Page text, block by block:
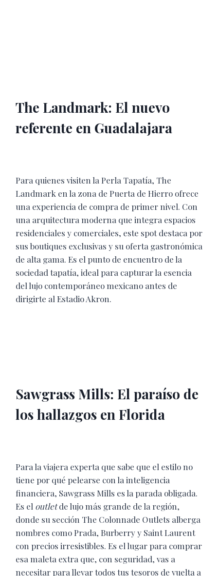
The Landmark: El nuevo
referente en Guadalajara
Para quienes visiten la Perla Tapatía, The
Landmark en la zona de Puerta de Hierro ofrece
una experiencia de compra de primer nivel. Con
una arquitectura moderna que integra espacios
residenciales y comerciales, este spot destaca por
sus boutiques exclusivas y su oferta gastronómica
de alta gama. Es el punto de encuentro de la
sociedad tapatía, ideal para capturar la esencia
del lujo contemporáneo mexicano antes de
dirigirte al Estadio Akron.
Sawgrass Mills: El paraíso de
los hallazgos en Florida
Para la viajera experta que sabe que el estilo no
tiene por qué pelearse con la inteligencia
financiera, Sawgrass Mills es la parada obligada.
Es el outletde lujo más grande de la región,
donde su sección The Colonnade Outlets alberga
nombres como Prada, Burberry y Saint Laurent
con precios irresistibles. Es el lugar para comprar
esa maleta extra que, con seguridad, vas a
necesitar para llevar todos tus tesoros de vuelta a